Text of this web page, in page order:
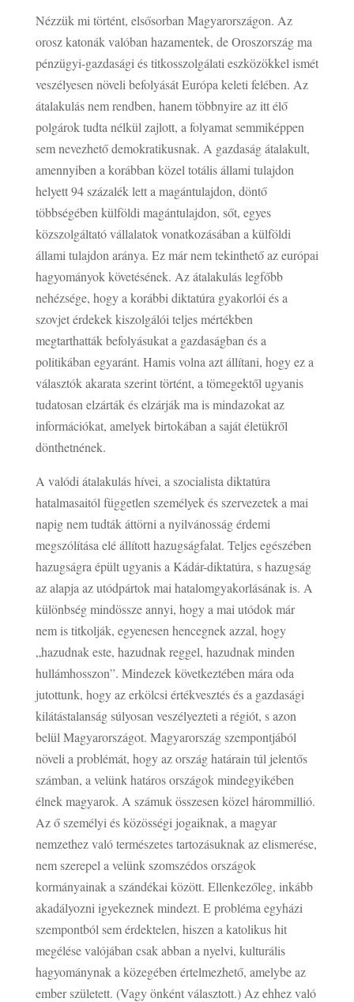
Nézzük mi történt, elsősorban Magyarországon. Az
orosz katonák valóban hazamentek, de Oroszország ma
pénzügyi-gazdasági és titkosszolgálati eszközökkel ismét
veszélyesen növeli befolyását Európa keleti felében. Az
átalakulás nem rendben, hanem többnyire az itt élő
polgárok tudta nélkül zajlott, a folyamat semmiképpen
sem nevezhető demokratikusnak. A gazdaság átalakult,
amennyiben a korábban közel totális állami tulajdon
helyett 94 százalék lett a magántulajdon, döntő
többségében külföldi magántulajdon, sőt, egyes
közszolgáltató vállalatok vonatkozásában a külföldi
állami tulajdon aránya. Ez már nem tekinthető az európai
hagyományok követésének. Az átalakulás legfőbb
nehézsége, hogy a korábbi diktatúra gyakorlói és a
szovjet érdekek kiszolgálói teljes mértékben
megtarthatták befolyásukat a gazdaságban és a
politikában egyaránt. Hamis volna azt állítani, hogy ez a
választók akarata szerint történt, a tömegektől ugyanis
tudatosan elzárták és elzárják ma is mindazokat az
információkat, amelyek birtokában a saját életükről
dönthetnének.
A valódi átalakulás hívei, a szocialista diktatúra
hatalmasaitól független személyek és szervezetek a mai
napig nem tudták áttörni a nyilvánosság érdemi
megszólítása elé állított hazugságfalat. Teljes egészében
hazugságra épült ugyanis a Kádár-diktatúra, s hazugság
az alapja az utódpártok mai hatalomgyakorlásának is. A
különbség mindössze annyi, hogy a mai utódok már
nem is titkolják, egyenesen hencegnek azzal, hogy
„hazudnak este, hazudnak reggel, hazudnak minden
hullámhosszon”. Mindezek következtében mára oda
jutottunk, hogy az erkölcsi értékvesztés és a gazdasági
kilátástalanság súlyosan veszélyezteti a régiót, s azon
belül Magyarországot. Magyarország szempontjából
növeli a problémát, hogy az ország határain túl jelentős
számban, a velünk határos országok mindegyikében
élnek magyarok. A számuk összesen közel hárommillió.
Az ő személyi és közösségi jogaiknak, a magyar
nemzethez való természetes tartozásuknak az elismerése,
nem szerepel a velünk szomszédos országok
kormányainak a szándékai között. Ellenkezőleg, inkább
akadályozni igyekeznek mindezt. E probléma egyházi
szempontból sem érdektelen, hiszen a katolikus hit
megélése valójában csak abban a nyelvi, kulturális
hagyománynak a közegében értelmezhető, amelybe az
ember született. (Vagy önként választott.) Az ehhez való